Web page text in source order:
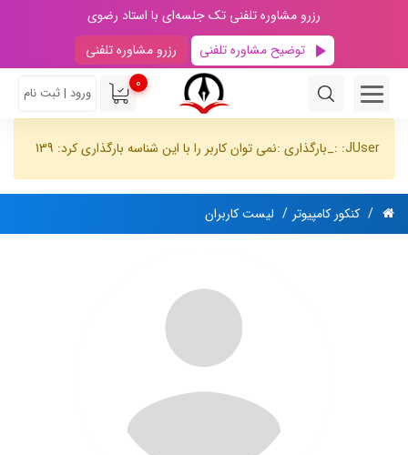
رزرو مشاوره تلفنی تک جلسه‌ای با استاد رضوی
توضیح مشاوره تلفنی
رزرو مشاوره تلفنی
0
ورود | ثبت نام
JUser: :_بارگذاری :نمی توان کاربر را با این شناسه بارگذاری کرد: 139
کنکور کامپیوتر لیست کاربران